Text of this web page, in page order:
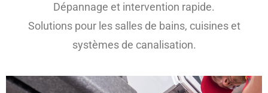
Dépannage et intervention rapide.
Solutions pour les salles de bains, cuisines et
systèmes de canalisation.